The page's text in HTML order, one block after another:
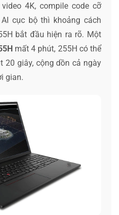
4K, compile code cỡ
cục bộ thì khoảng cách
bắt đầu hiện ra rõ. Một
mất 4 phút, 255H có thể
20 giây, cộng dồn cả ngày
gian.